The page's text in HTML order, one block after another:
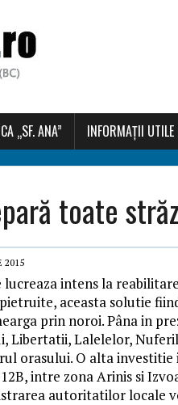
„SF. ANA” INFORMAȚII UTILE
toate
2015
intens la
aceasta solutie
prin noroi. Pâna in
Libertatii, Lalelelor,
orasului. O alta
intre zona Arinis si
autoritatilor locale